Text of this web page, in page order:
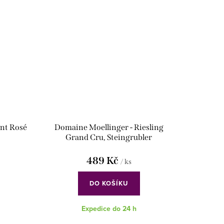
Rosé
Domaine Moellinger - Riesling
Grand Cru, Steingrubler
489 Kč / ks
DO KOŠÍKU
Expedice do 24 h